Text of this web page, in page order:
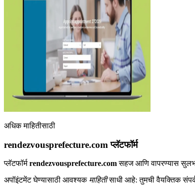
अधिक माहितीसाठी
rendezvousprefecture.com प्लॅटफॉर्म
प्लॅटफॉर्मrendezvousprefecture.comसहज आणि वापरण्यास सुलभ
अपॉइंटमेंट घेण्यासाठी आवश्यक माहितीसाधी आहे: तुमची वैयक्तिक संपर्क